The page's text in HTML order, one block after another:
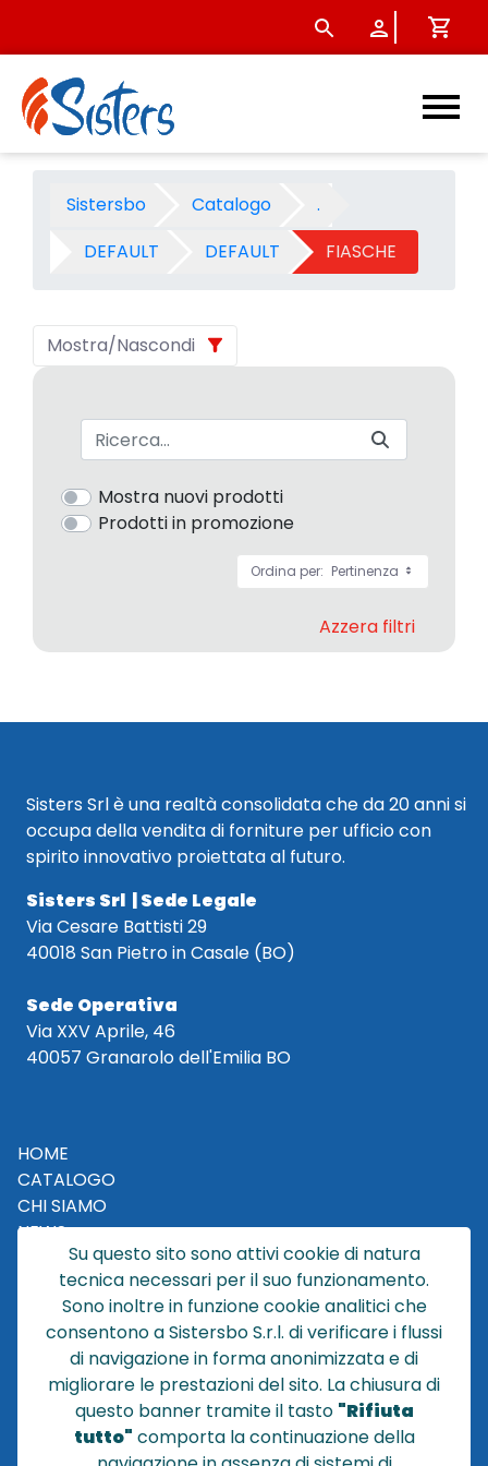
FIASCHE - Categoria -
Sistersbo Catalogo
.
DEFAULT
DEFAULT FIASCHE
Mostra/Nascondi
Barra di ricerca
Mostra nuovi prodotti
Prodotti in promozione
Ordina per: Pertinenza
Azzera filtri
Sisters Srl è una realtà consolidata che da 20 anni si
occupa della vendita di forniture per ufficio con
spirito innovativo proiettata al futuro.
Sisters Srl | Sede Legale
Via Cesare Battisti 29
40018 San Pietro in Casale (BO)
Sede Operativa
Via XXV Aprile, 46
40057 Granarolo dell'Emilia BO
HOME
CATALOGO
CHI SIAMO
NEWS
CONTATTACI
CONDIZIONI DI VENDITA
POLICY PRIVACY
NOTE LEGALI
Cookie
Su questo sito sono attivi cookie di natura
tecnica necessari per il suo funzionamento.
Sono inoltre in funzione cookie analitici che
consentono a Sistersbo S.r.l. di verificare i flussi
di navigazione in forma anonimizzata e di
migliorare le prestazioni del sito. La chiusura di
questo banner tramite il tasto "Rifiuta
tutto" comporta la continuazione della